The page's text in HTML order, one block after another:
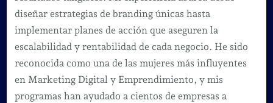
diseñar estrategias de branding únicas hasta
implementar planes de acción que aseguren la
escalabilidad y rentabilidad de cada negocio. He sido
reconocida como una de las mujeres más influyentes
en Marketing Digital y Emprendimiento, y mis
programas han ayudado a cientos de empresas a